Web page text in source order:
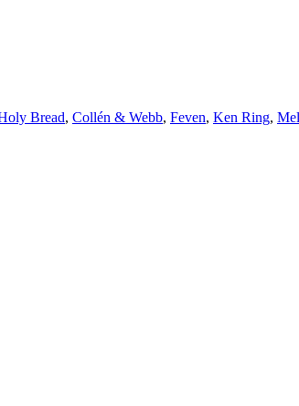
Bread, Collén & Webb, Feven, Ken Ring,